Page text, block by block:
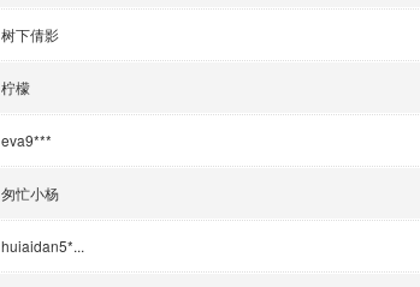
树下倩影
柠檬
eva9***
匆忙小杨
huiaidan5*...